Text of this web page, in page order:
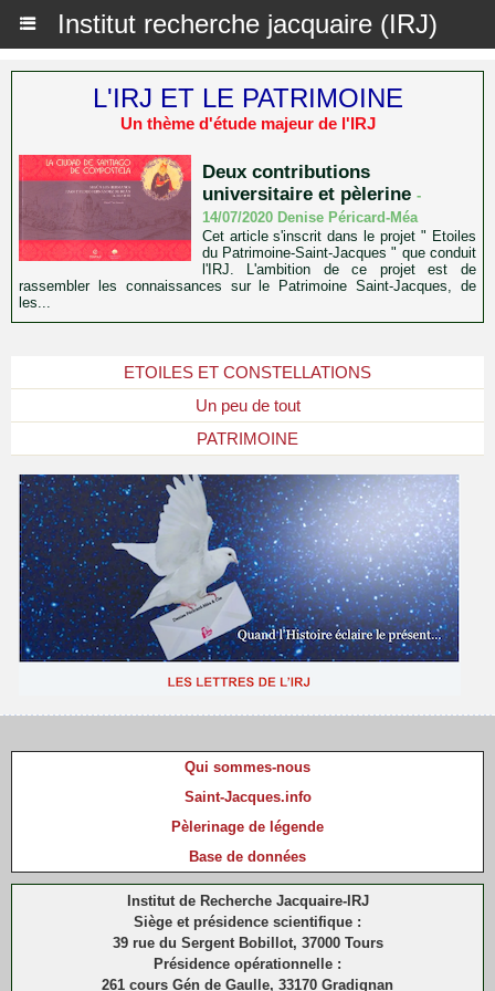
Institut recherche jacquaire (IRJ)
ETOILES ET CONSTELLATIONS
Un peu de tout
PATRIMOINE
L'IRJ ET LE PATRIMOINE
Un thème d'étude majeur de l'IRJ
Deux contributions
universitaire et pèlerine -
14/07/2020 Denise Péricard-Méa
Cet article s'inscrit dans le projet " Etoiles
du Patrimoine-Saint-Jacques " que conduit
l'IRJ. L'ambition de ce projet est de
rassembler les connaissances sur le Patrimoine Saint-Jacques, de
les...
Qui sommes-nous
Saint-Jacques.info
Pèlerinage de légende
Base de données
Institut de Recherche Jacquaire-IRJ
Siège et présidence scientifique :
39 rue du Sergent Bobillot, 37000 Tours
Présidence opérationnelle :
261 cours Gén de Gaulle, 33170 Gradignan